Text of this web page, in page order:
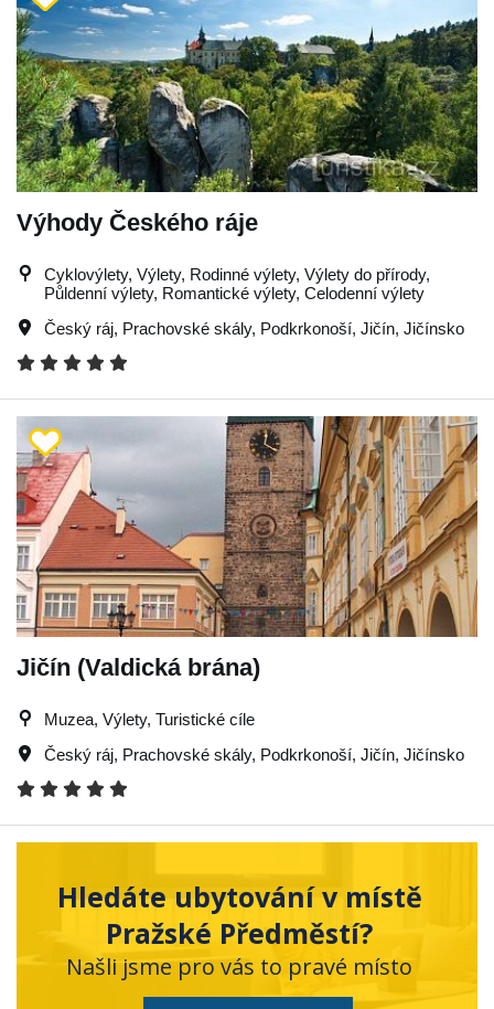
Výhody Českého ráje
Cyklovýlety, Výlety, Rodinné výlety, Výlety do přírody,
Půldenní výlety, Romantické výlety, Celodenní výlety
Český ráj, Prachovské skály, Podkrkonoší, Jičín, Jičínsko
Jičín (Valdická brána)
Muzea, Výlety, Turistické cíle
Český ráj, Prachovské skály, Podkrkonoší, Jičín, Jičínsko
Hledáte ubytování v místě
Pražské Předměstí?
Našli jsme pro vás to pravé místo